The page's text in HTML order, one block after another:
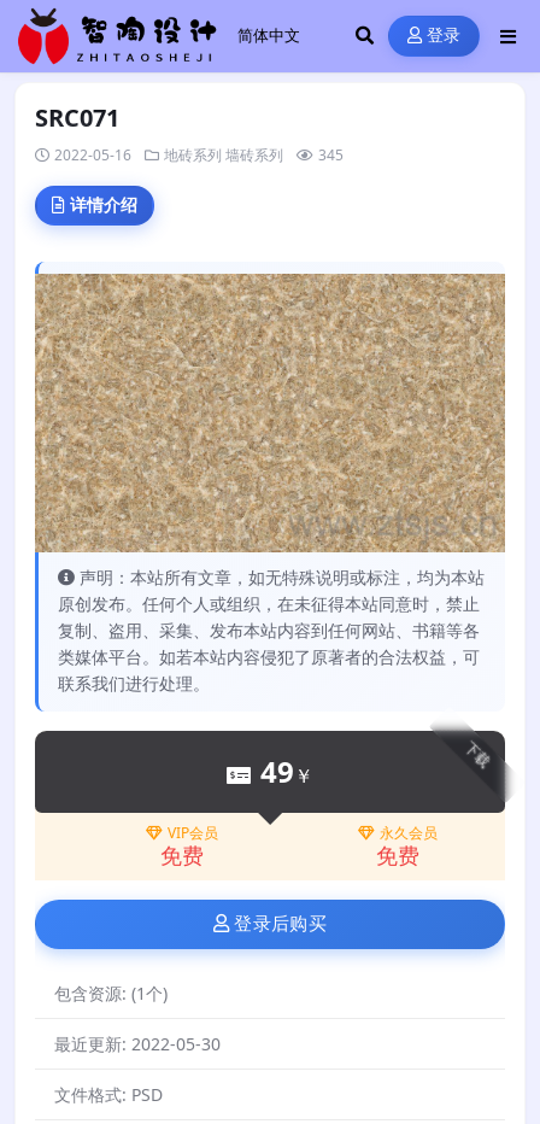
登录
SRC071
2022-05-16 地砖系列 墙砖系列 345
详情介绍
声明：本站所有文章，如无特殊说明或标注，均为本站
原创发布。任何个人或组织，在未征得本站同意时，禁止
复制、盗用、采集、发布本站内容到任何网站、书籍等各
类媒体平台。如若本站内容侵犯了原著者的合法权益，可
联系我们进行处理。
下载
49 ￥
VIP会员
免费
永久会员
免费
登录后购买
包含资源: (1个)
最近更新: 2022-05-30
文件格式: PSD